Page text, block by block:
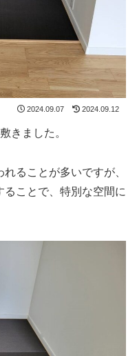
2024.09.07 2024.09.12
きました。
ることが多いですが、
ことで、特別な空間に